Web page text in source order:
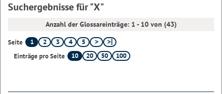
Suchergebnisse für "X"
Anzahl der Glossareinträge: 1 - 10 von (43)
Seite 1 2 3 4
5
Einträge pro Seite
10 20 50 100